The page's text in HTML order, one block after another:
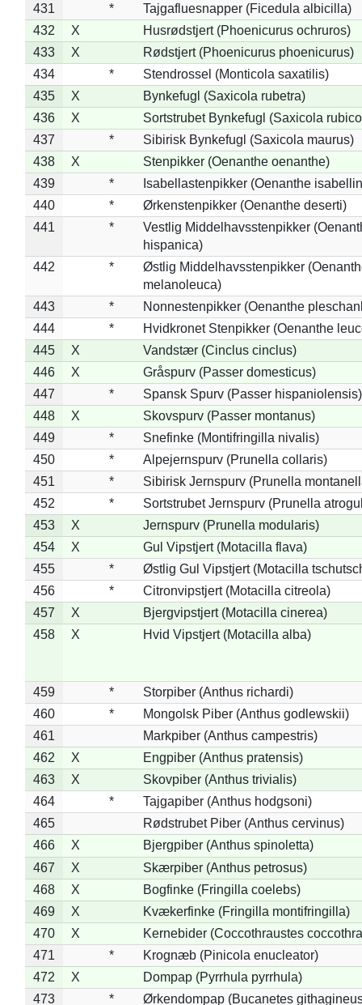
431
*
Tajgafluesnapper (Ficedula albicilla)
432
X
Husrødstjert (Phoenicurus ochruros)
433
X
Rødstjert (Phoenicurus phoenicurus)
434
*
Stendrossel (Monticola saxatilis)
435
X
Bynkefugl (Saxicola rubetra)
436
X
Sortstrubet Bynkefugl (Saxicola
437
*
Sibirisk Bynkefugl (Saxicola maurus)
438
X
Stenpikker (Oenanthe oenanthe)
439
*
Isabellastenpikker (Oenanthe
440
*
Ørkenstenpikker (Oenanthe deserti)
441
*
Vestlig Middelhavsstenpikker
hispanica)
442
*
Østlig Middelhavsstenpikker
melanoleuca)
443
*
Nonnestenpikker (Oenanthe
444
*
Hvidkronet Stenpikker (Oenanthe
445
X
Vandstær (Cinclus cinclus)
446
X
Gråspurv (Passer domesticus)
447
*
Spansk Spurv (Passer hispaniolensis)
448
X
Skovspurv (Passer montanus)
449
*
Snefinke (Montifringilla nivalis)
450
*
Alpejernspurv (Prunella collaris)
451
*
Sibirisk Jernspurv (Prunella
452
*
Sortstrubet Jernspurv (Prunella
453
X
Jernspurv (Prunella modularis)
454
X
Gul Vipstjert (Motacilla flava)
455
*
Østlig Gul Vipstjert (Motacilla
456
*
Citronvipstjert (Motacilla citreola)
457
X
Bjergvipstjert (Motacilla cinerea)
458
X Hvid Vipstjert (Motacilla alba)
459 *
Storpiber (Anthus richardi)
460
*
Mongolsk Piber (Anthus godlewskii)
461
Markpiber (Anthus campestris)
462
X
Engpiber (Anthus pratensis)
463
X
Skovpiber (Anthus trivialis)
464
*
Tajgapiber (Anthus hodgsoni)
465
Rødstrubet Piber (Anthus cervinus)
466
X
Bjergpiber (Anthus spinoletta)
467
X
Skærpiber (Anthus petrosus)
468
X
Bogfinke (Fringilla coelebs)
469
X
Kvækerfinke (Fringilla montifringilla)
470
X
Kernebider (Coccothraustes
471
*
Krognæb (Pinicola enucleator)
472
X
Dompap (Pyrrhula pyrrhula)
473
* Ørkendompap (Bucanetes